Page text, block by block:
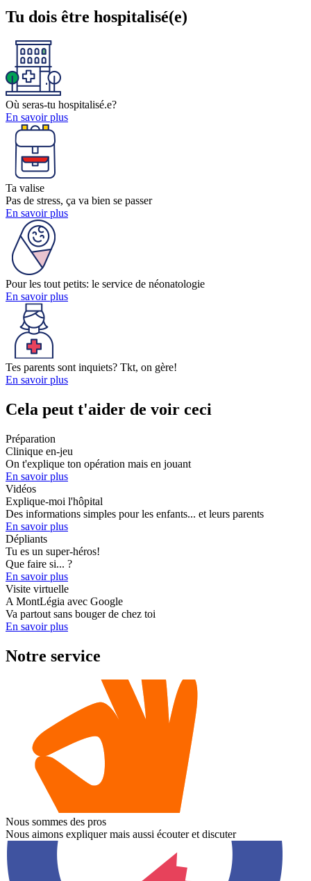
Tu dois être hospitalisé(e)
Où seras-tu hospitalisé.e?
En savoirplus
Ta valise
Pas de stress, ça va bien se passer
En savoirplus
Pour les tout petits: le service de néonatologie
En savoirplus
Tes parents sont inquiets? Tkt, on gère!
En savoirplus
Cela peut t'aider de voir ceci
Préparation
Clinique en-jeu
On t'explique ton opération mais en jouant
En savoirplus
Vidéos
Explique-moi l'hôpital
Des informations simples pour les enfants... et leurs parents
En savoirplus
Dépliants
Tu es un super-héros!
Que faire si... ?
En savoirplus
Visite virtuelle
A MontLégia avec Google
Va partout sans bouger de chez toi
En savoirplus
Notre service
Nous sommes des pros
Nous aimons expliquer mais aussi écouter et discuter